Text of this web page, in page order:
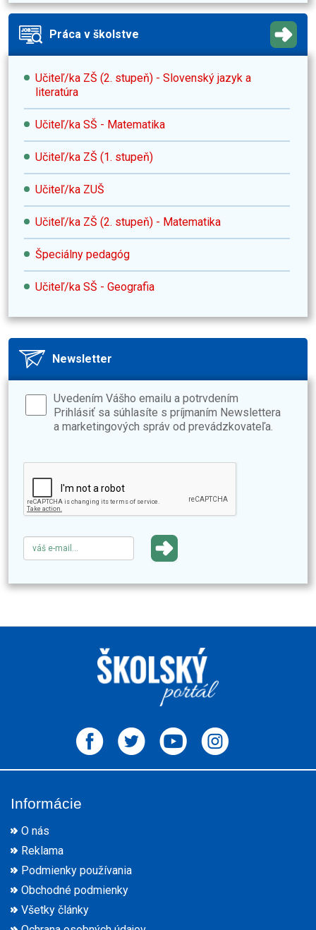
Práca v školstve
Učiteľ/ka ZŠ (2. stupeň) - Slovenský jazyk a
literatúra
Učiteľ/ka SŠ - Matematika
Učiteľ/ka ZŠ (1. stupeň)
Učiteľ/ka ZUŠ
Učiteľ/ka ZŠ (2. stupeň) - Matematika
Špeciálny pedagóg
Učiteľ/ka SŠ - Geografia
Newsletter
Uvedením Vášho emailu a potrvdením
Prihlásiť sa súhlasíte s príjmaním Newslettera
a marketingových správ od prevádzkovateľa.
Informácie
O nás
Reklama
Podmienky používania
Obchodné podmienky
Všetky články